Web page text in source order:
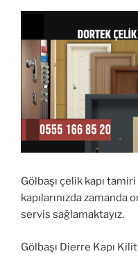
Gölbaşı çelik kapı
kapılarınızda zamanda
servis sağlamaktayız.
Gölbaşı Dierre Kapı